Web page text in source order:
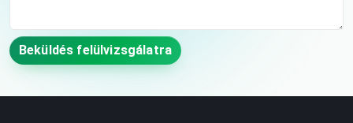
Beküldés felülvizsgálatra